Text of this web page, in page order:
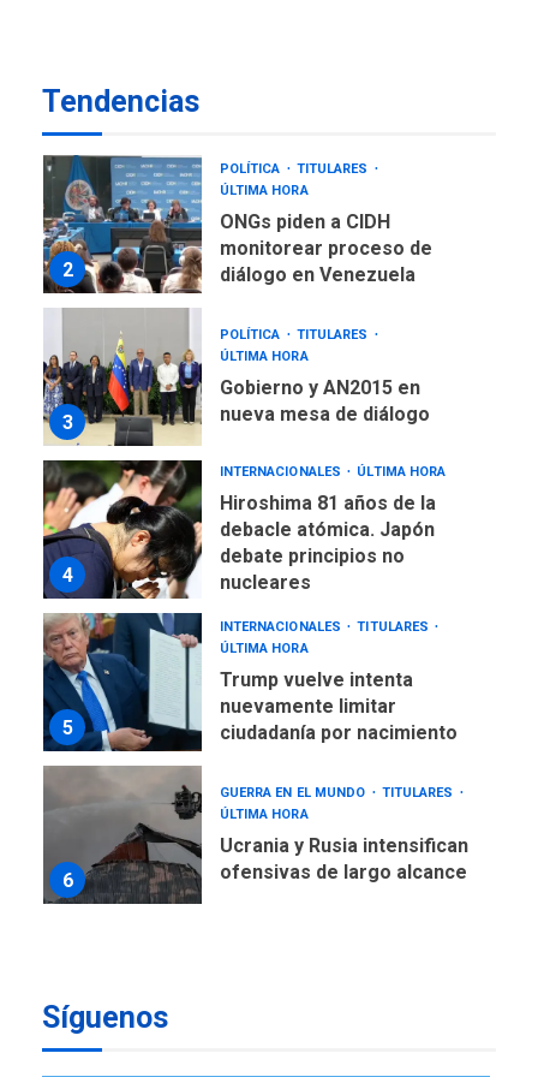
Tendencias
1
2
POLÍTICA
TITULARES
ÚLTIMA HORA
ONGs piden a CIDH
monitorear proceso de
diálogo en Venezuela
3
POLÍTICA
TITULARES
ÚLTIMA HORA
Gobierno y AN2015 en
nueva mesa de diálogo
4
INTERNACIONALES ÚLTIMA HORA
Hiroshima 81 años de la
debacle atómica. Japón
debate principios no
nucleares
5
INTERNACIONALES
TITULARES
ÚLTIMA HORA
Trump vuelve intenta
nuevamente limitar
ciudadanía por nacimiento
6
GUERRA EN EL MUNDO
TITULARES
ÚLTIMA HORA
Ucrania y Rusia intensifican
ofensivas de largo alcance
7
Síguenos